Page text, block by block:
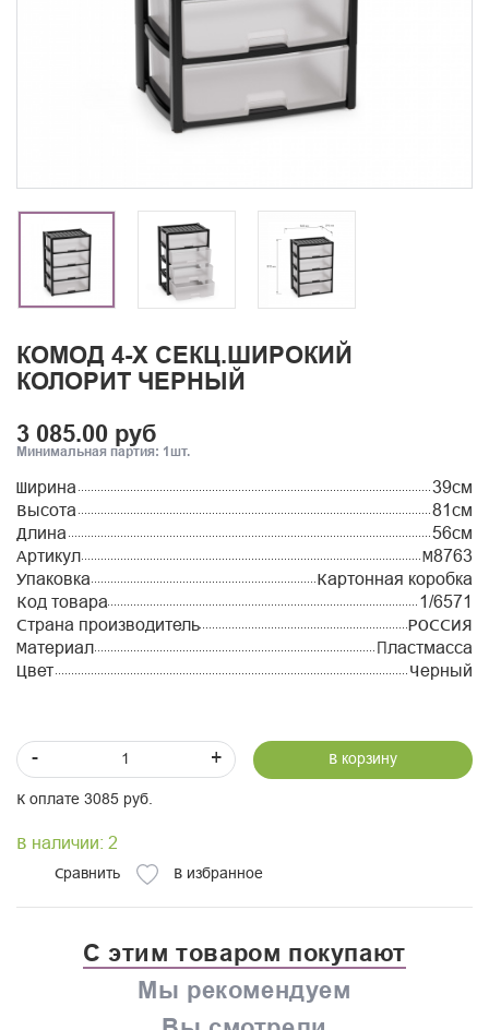
КОМОД 4-Х СЕКЦ.ШИРОКИЙ
КОЛОРИТ ЧЕРНЫЙ
3 085.00 руб
Минимальная партия: 1шт.
Ширина
39см
Высота
81см
Длина
56см
Артикул
М8763
Упаковка
Картонная коробка
Код товара
1/6571
Страна производитель
РОССИЯ
Материал
Пластмасса
Цвет
Черный
- + В корзину
К оплате 3085 руб.
В наличии: 2
Сравнить В избранное
С этим товаром покупают
Мы рекомендуем